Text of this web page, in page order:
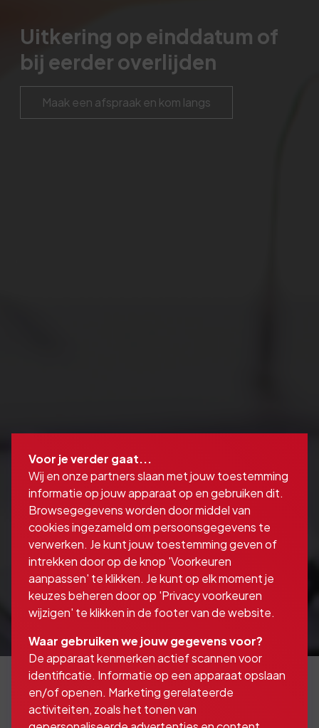
Uitkering op einddatum of
bij eerder overlijden
Maak een afspraak en kom langs
Verzekeraars bieden
Voor je verder gaat...
Wij en onze partners slaan met jouw toestemming
informatie op jouw apparaat op en gebruiken dit.
Browsegegevens worden door middel van
cookies ingezameld om persoonsgegevens te
verwerken. Je kunt jouw toestemming geven of
intrekken door op de knop 'Voorkeuren
aanpassen' te klikken. Je kunt op elk moment je
keuzes beheren door op 'Privacy voorkeuren
wijzigen' te klikken in de footer van de website.
Waar gebruiken we jouw gegevens voor?
De apparaat kenmerken actief scannen voor
identificatie. Informatie op een apparaat opslaan
en/of openen. Marketing gerelateerde
activiteiten, zoals het tonen van